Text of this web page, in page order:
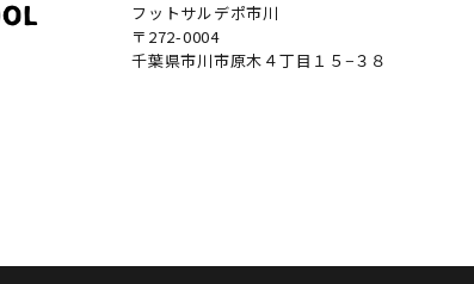
フットサルデポ市川
〒272-0004
千葉県市川市原木４丁目１５−３８